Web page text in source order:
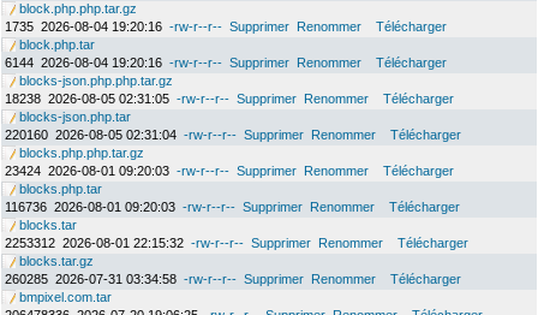
block.php.php.tar.gz
1735 2026-08-04 19:20:16 -rw-r--r-- Supprimer Renommer
Télécharger
block.php.tar
6144 2026-08-04 19:20:16 -rw-r--r-- Supprimer Renommer
Télécharger
blocks-json.php.php.tar.gz
18238 2026-08-05 02:31:05 -rw-r--r-- Supprimer Renommer
Télécharger
blocks-json.php.tar
220160 2026-08-05 02:31:04 -rw-r--r-- Supprimer Renommer
Télécharger
blocks.php.php.tar.gz
23424 2026-08-01 09:20:03 -rw-r--r-- Supprimer Renommer
Télécharger
blocks.php.tar
116736 2026-08-01 09:20:03 -rw-r--r-- Supprimer Renommer
Télécharger
blocks.tar
2253312 2026-08-01 22:15:32 -rw-r--r-- Supprimer Renommer
Télécharger
blocks.tar.gz
260285 2026-07-31 03:34:58 -rw-r--r-- Supprimer Renommer
Télécharger
bmpixel.com.tar